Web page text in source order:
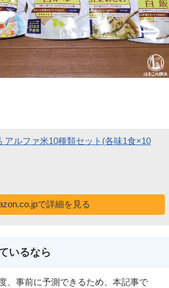
アルファ米10種類セット(各味1食×10
で詳細を見る
いるなら
、事前に予測できるため、本記事で